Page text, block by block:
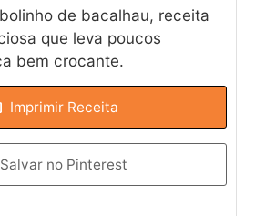
de bacalhau, receita
que leva poucos
bem crocante.
Imprimir Receita
Salvar no Pinterest